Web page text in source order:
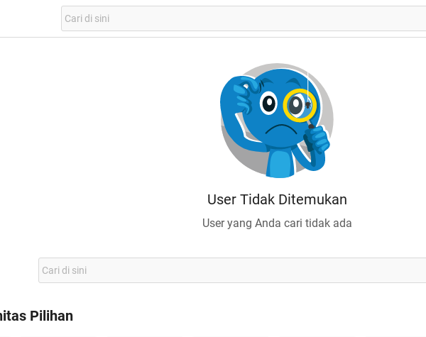
User Tidak Ditemukan
User yang Anda cari tidak ada
Pilihan